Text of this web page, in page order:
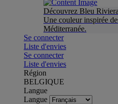
Découvrez Bleu Riviera
Une couleur inspirée
Méditerranée.
Se connecter
Liste d'envies
Se connecter
Liste d'envies
Région
BELGIQUE
Langue
Langue